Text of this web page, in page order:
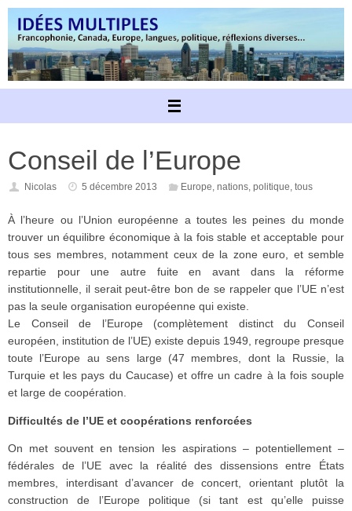
Passer
contenu
Conseil de l’Europe
Nicolas 5 décembre 2013 Europe, nations, politique, tous
À l’heure ou l’Union européenne a toutes les peines du monde
trouver un équilibre économique à la fois stable et acceptable pour
tous ses membres, notamment ceux de la zone euro, et semble
repartie pour une autre fuite en avant dans la réforme
institutionnelle, il serait peut-être bon de se rappeler que l’UE n’est
pas la seule organisation européenne qui existe.
Le Conseil de l’Europe (complètement distinct du Conseil
européen, institution de l’UE) existe depuis 1949, regroupe presque
toute l’Europe au sens large (47 membres, dont la Russie, la
Turquie et les pays du Caucase) et offre un cadre à la fois souple
et large de coopération.
Difficultés de l’UE et coopérations renforcées
On met souvent en tension les aspirations – potentiellement –
fédérales de l’UE avec la réalité des dissensions entre États
membres, interdisant d’avancer de concert, orientant plutôt la
construction de l’Europe politique (si tant est qu’elle puisse